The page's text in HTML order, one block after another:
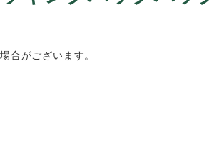
合がございます。